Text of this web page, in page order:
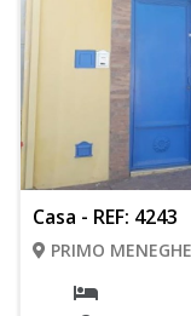
Casa - REF: 4243
PRIMO